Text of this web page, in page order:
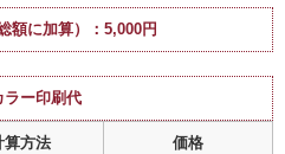
額に加算）：5,000円
ラー印刷代
算方法 価格